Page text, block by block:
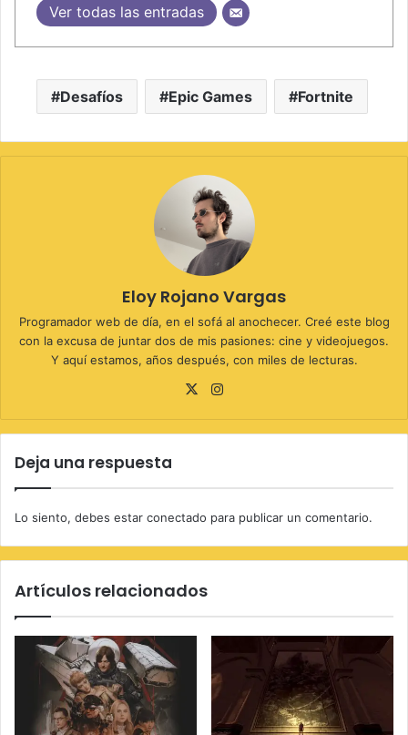
Ver todas las entradas
Desafíos Epic Games Fortnite
Eloy Rojano Vargas
Programador web de día, en el sofá al anochecer. Creé este blog
con la excusa de juntar dos de mis pasiones: cine y videojuegos.
Y aquí estamos, años después, con miles de lecturas.
X
Deja una respuesta
Lo siento, debes estar conectado para publicar un comentario.
Artículos relacionados